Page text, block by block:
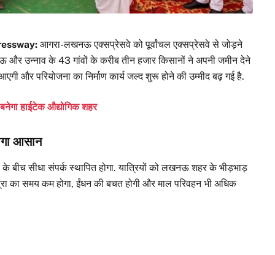
आगरा-लखनऊ एक्सप्रेसवे को पूर्वांचल एक्सप्रेसवे से जोड़ने
उन्नाव के 43 गांवों के करीब तीन हजार किसानों ने अपनी जमीन देने
और परियोजना का निर्माण कार्य जल्द शुरू होने की उम्मीद बढ़ गई है.
हाईटेक औद्योगिक शहर
आसान
बीच सीधा संपर्क स्थापित होगा. यात्रियों को लखनऊ शहर के भीड़भाड़
का समय कम होगा, ईंधन की बचत होगी और माल परिवहन भी अधिक